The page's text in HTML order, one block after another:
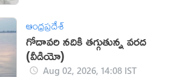
ఆంధ్రప్రదేశ్
గోదావరి నదికి తగ్గుతున్న వరద
(వీడియో)
Aug 02, 2026, 14:08 IST